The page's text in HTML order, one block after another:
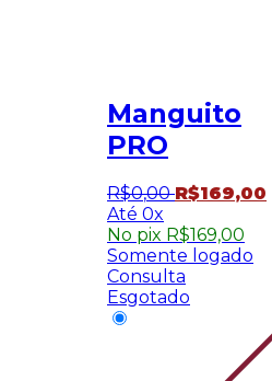
Manguito
PRO
R$0,00 R$169,00
0x
No pix R$169,00
Somente logado
Consulta
Esgotado